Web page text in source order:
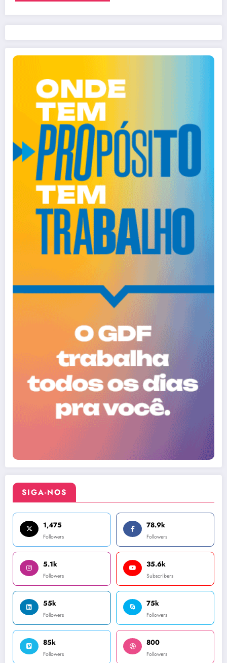
SIGA-NOS
1,475
Followers
78.9k
Followers
5.1k
Followers
35.6k
Subscribers
55k
Followers
75k
Followers
85k
Followers
800
Followers